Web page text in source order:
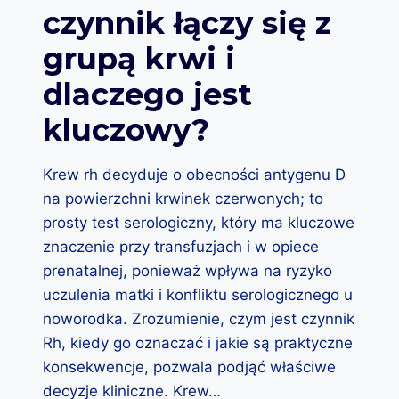
Ł
S
Z
O
W
A
Ć
W
N
I
K
A
D
A
I
A
K
R
czynnik łączy się z
grupą krwi i
dlaczego jest
kluczowy?
Krew rh decyduje o obecności antygenu D
na powierzchni krwinek czerwonych; to
prosty test serologiczny, który ma kluczowe
znaczenie przy transfuzjach i w opiece
prenatalnej, ponieważ wpływa na ryzyko
uczulenia matki i konfliktu serologicznego u
noworodka. Zrozumienie, czym jest czynnik
Rh, kiedy go oznaczać i jakie są praktyczne
konsekwencje, pozwala podjąć właściwe
decyzje kliniczne. Krew…